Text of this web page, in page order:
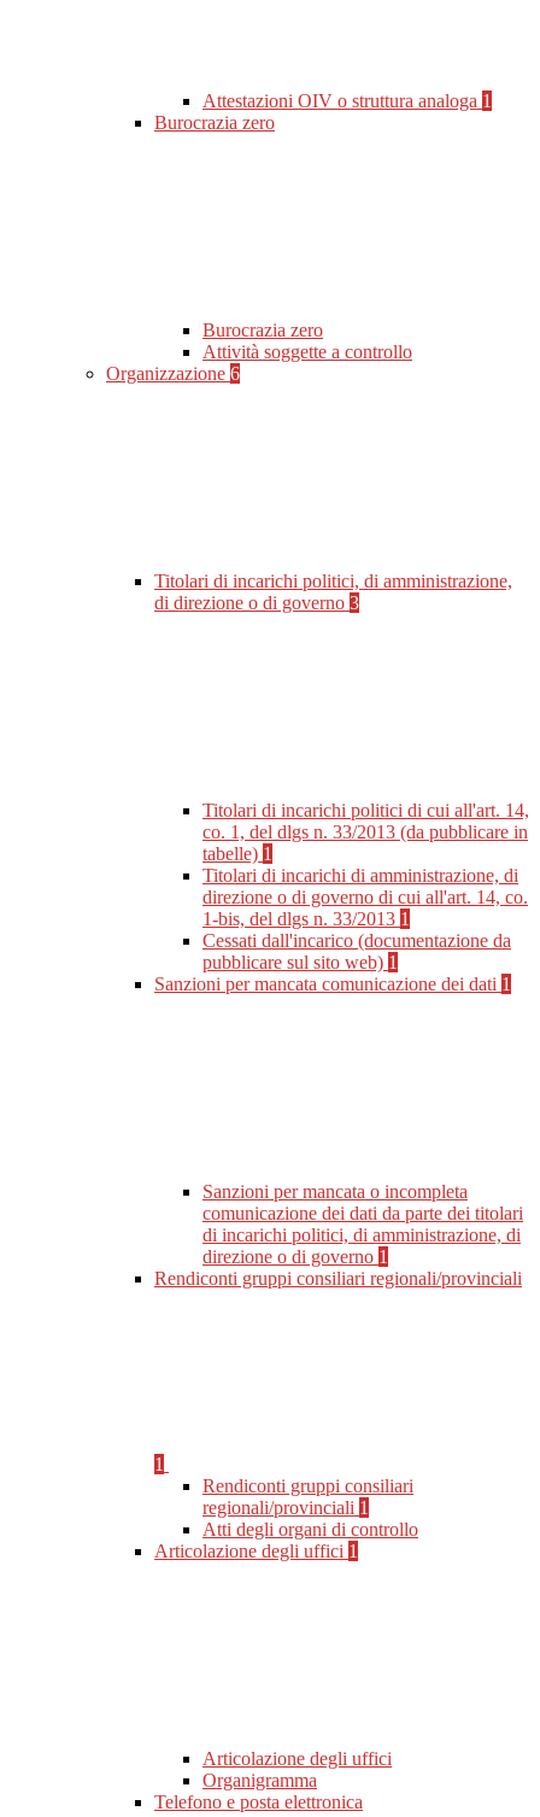
Attestazioni OIV o struttura analoga 1
Burocrazia zero
Burocrazia zero
Attività soggette a controllo
Organizzazione 6
Titolari di incarichi politici, di amministrazione,
di direzione o di governo 3
Titolari di incarichi politici di cui all'art. 14,
co. 1, del dlgs n. 33/2013 (da pubblicare in
tabelle) 1
Titolari di incarichi di amministrazione, di
direzione o di governo di cui all'art. 14, co.
1-bis, del dlgs n. 33/2013 1
Cessati dall'incarico (documentazione da
pubblicare sul sito web) 1
Sanzioni per mancata comunicazione dei dati 1
Sanzioni per mancata o incompleta
comunicazione dei dati da parte dei titolari
di incarichi politici, di amministrazione, di
direzione o di governo 1
Rendiconti gruppi consiliari regionali/provinciali
1
Rendiconti gruppi consiliari
regionali/provinciali 1
Atti degli organi di controllo
Articolazione degli uffici 1
Articolazione degli uffici
Organigramma
Telefono e posta elettronica